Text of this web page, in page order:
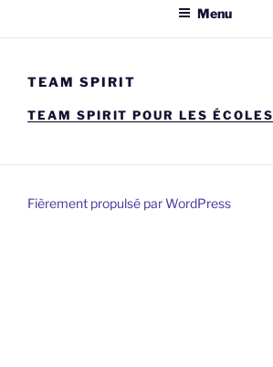
Menu
TEAM SPIRIT
TEAM SPIRIT POUR LES ÉCOLES
Fièrement propulsé par WordPress